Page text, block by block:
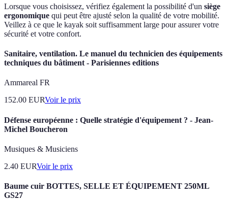
Lorsque vous choisissez, vérifiez également la possibilité d'un siège
ergonomique qui peut être ajusté selon la qualité de votre mobilité.
Veillez à ce que le kayak soit suffisamment large pour assurer votre
sécurité et votre confort.
Sanitaire, ventilation. Le manuel du technicien des équipements
techniques du bâtiment - Parisiennes editions
Ammareal FR
152.00 EURVoir le prix
Défense européenne : Quelle stratégie d'équipement ? - Jean-
Michel Boucheron
Musiques & Musiciens
2.40 EURVoir le prix
Baume cuir BOTTES, SELLE ET ÉQUIPEMENT 250ML
GS27